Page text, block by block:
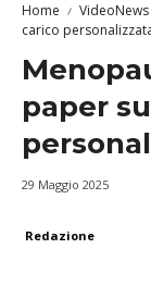
Home VideoNews
carico
paper
29 Maggio 2025
Redazione